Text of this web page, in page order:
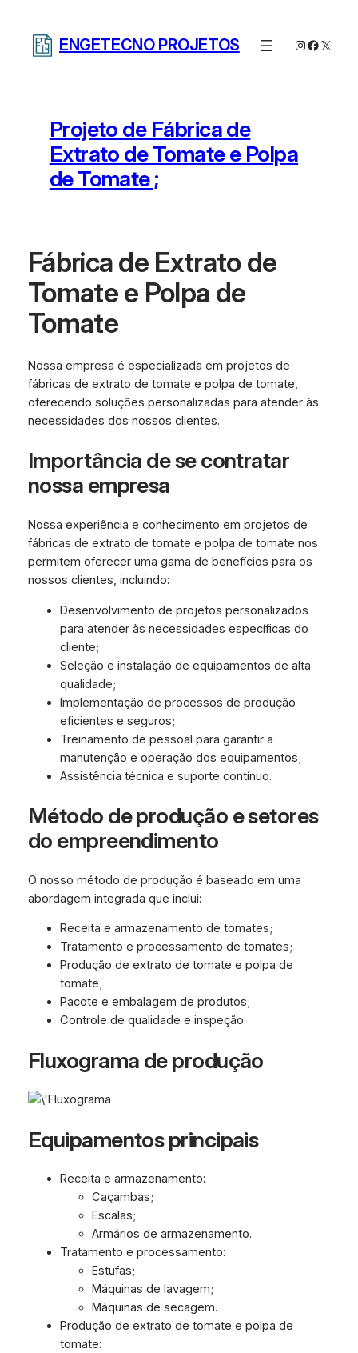
ENGETECNO PROJETOS Instagram
X
Projeto de Fábrica de
Extrato de Tomate e Polpa
de Tomate ;
Fábrica de Extrato de
Tomate e Polpa de
Tomate
Nossa empresa é especializada em projetos de
fábricas de extrato de tomate e polpa de tomate,
oferecendo soluções personalizadas para atender às
necessidades dos nossos clientes.
Importância de se contratar
nossa empresa
Nossa experiência e conhecimento em projetos de
fábricas de extrato de tomate e polpa de tomate nos
permitem oferecer uma gama de benefícios para os
nossos clientes, incluindo:
Desenvolvimento de projetos personalizados
para atender às necessidades específicas do
cliente;
Seleção e instalação de equipamentos de alta
qualidade;
Implementação de processos de produção
eficientes e seguros;
Treinamento de pessoal para garantir a
manutenção e operação dos equipamentos;
Assistência técnica e suporte contínuo.
Método de produção e setores
do empreendimento
O nosso método de produção é baseado em uma
abordagem integrada que inclui:
Receita e armazenamento de tomates;
Tratamento e processamento de tomates;
Produção de extrato de tomate e polpa de
tomate;
Pacote e embalagem de produtos;
Controle de qualidade e inspeção.
Fluxograma de produção
Equipamentos principais
Receita e armazenamento:
Caçambas;
Escalas;
Armários de armazenamento.
Tratamento e processamento:
Estufas;
Máquinas de lavagem;
Máquinas de secagem.
Produção de extrato de tomate e polpa de
tomate: